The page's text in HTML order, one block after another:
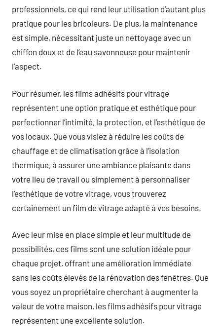
professionnels, ce qui rend leur utilisation d’autant plus
pratique pour les bricoleurs. De plus, la maintenance
est simple, nécessitant juste un nettoyage avec un
chiffon doux et de l’eau savonneuse pour maintenir
l’aspect.
Pour résumer, les films adhésifs pour vitrage
représentent une option pratique et esthétique pour
perfectionner l’intimité, la protection, et l’esthétique de
vos locaux. Que vous visiez à réduire les coûts de
chauffage et de climatisation grâce à l’isolation
thermique, à assurer une ambiance plaisante dans
votre lieu de travail ou simplement à personnaliser
l’esthétique de votre vitrage, vous trouverez
certainement un film de vitrage adapté à vos besoins.
Avec leur mise en place simple et leur multitude de
possibilités, ces films sont une solution idéale pour
chaque projet, offrant une amélioration immédiate
sans les coûts élevés de la rénovation des fenêtres. Que
vous soyez un propriétaire cherchant à augmenter la
valeur de votre maison, les films adhésifs pour vitrage
représentent une excellente solution.